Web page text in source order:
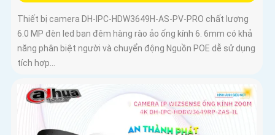
Thiết bị camera DH-IPC-HDW3649H-AS-PV-PRO chất lượng
6.0 MP đèn led ban đêm hàng rào ảo ống kính 6. 6mm có khả
năng phân biệt người và chuyển động Nguồn POE dễ sử dụng
tích hợp...